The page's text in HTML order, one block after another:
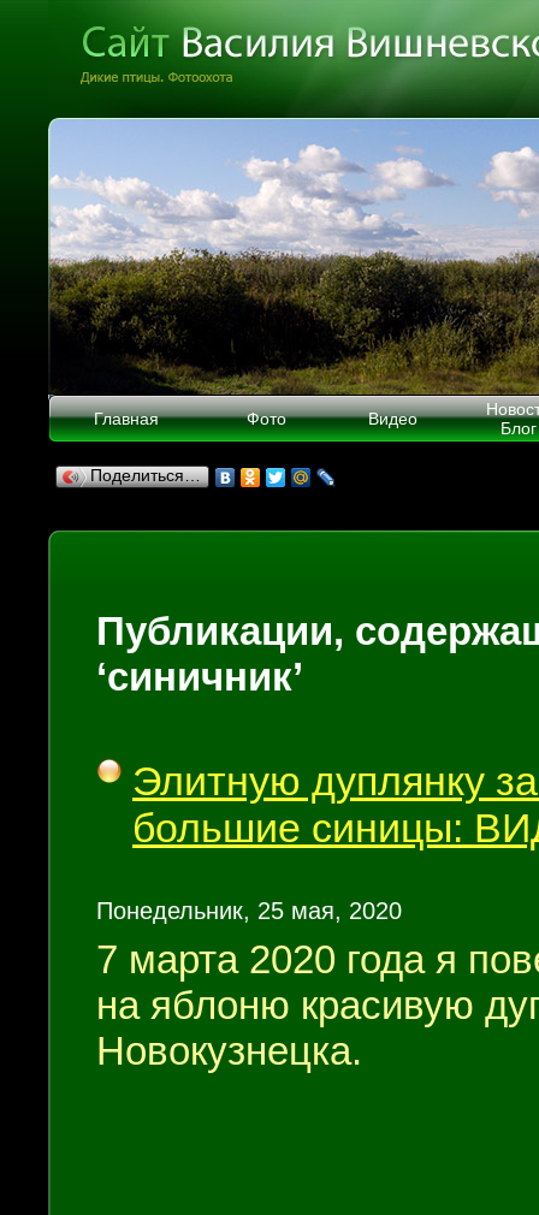
Главная Фото Видео
Блог
Поделиться…
Публикации,
‘синичник’
Элитную дуплянку
большие синицы:
Понедельник, 25 мая, 2020
7 марта 2020 года я
на яблоню красивую
Новокузнецка.